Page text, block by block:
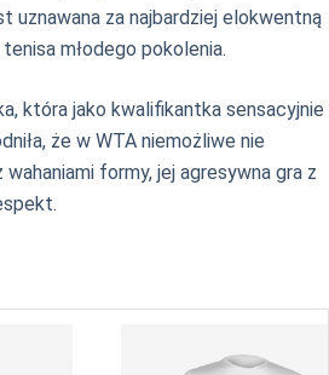
za najbardziej elokwentną
młodego pokolenia.
która jako kwalifikantka sensacyjnie
że w WTA niemożliwe nie
formy, jej agresywna gra z